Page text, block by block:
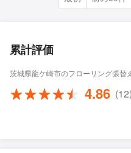
累計評価
茨城県龍ケ崎市のフローリング張替
4.86 (12)